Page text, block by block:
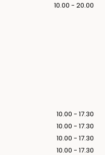
10.00 - 20.00
10.00 - 17.30
10.00 - 17.30
10.00 - 17.30
10.00 - 17.30